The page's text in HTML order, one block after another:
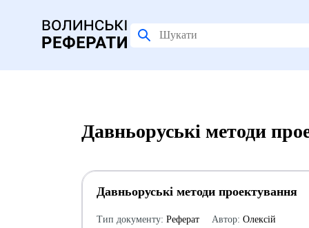
Давньоруські методи
Давньоруські методи проектування
Тип документу: Реферат
Автор: Олексій